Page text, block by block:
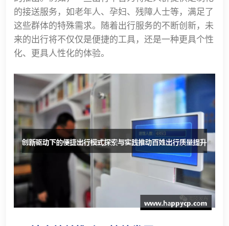
的接送服务，如老年人、孕妇、残障人士等，满足了
这些群体的特殊需求。随着出行服务的不断创新，未
来的出行将不仅仅是便捷的工具，还是一种更具个性
化、更具人性化的体验。